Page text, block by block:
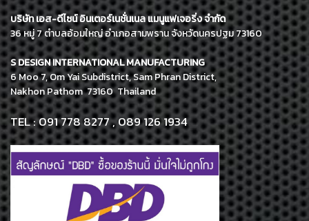
บริษัท เอส-ดีไซน์ อินเตอร์เนชั่นเนล แมนูแฟเจอริ่ง จำกัด
36 หมู่ 7 ตำบลอ้อมใหญ่ อำเภอสามพราน จังหวัดนครปฐม 73160
S DESIGN INTERNATIONAL MANUFACTURING
6 Moo 7, Om Yai Subdistrict, Sam Phran District,
Nakhon Pathom 73160 Thailand
TEL : 091 778 8277 , 089 126 1934